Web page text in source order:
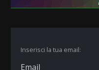
Inserisci la tua email: